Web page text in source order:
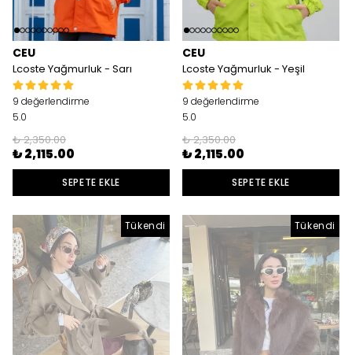
CEU
Lcoste Yağmurluk - Sarı
9 değerlendirme
5.0
₺ 2,350.00
₺ 2,115.00
SEPETE EKLE
CEU
Lcoste Yağmurluk - Yeşil
9 değerlendirme
5.0
₺ 2,350.00
₺ 2,115.00
SEPETE EKLE
Tükendi Tükendi
Tükendi